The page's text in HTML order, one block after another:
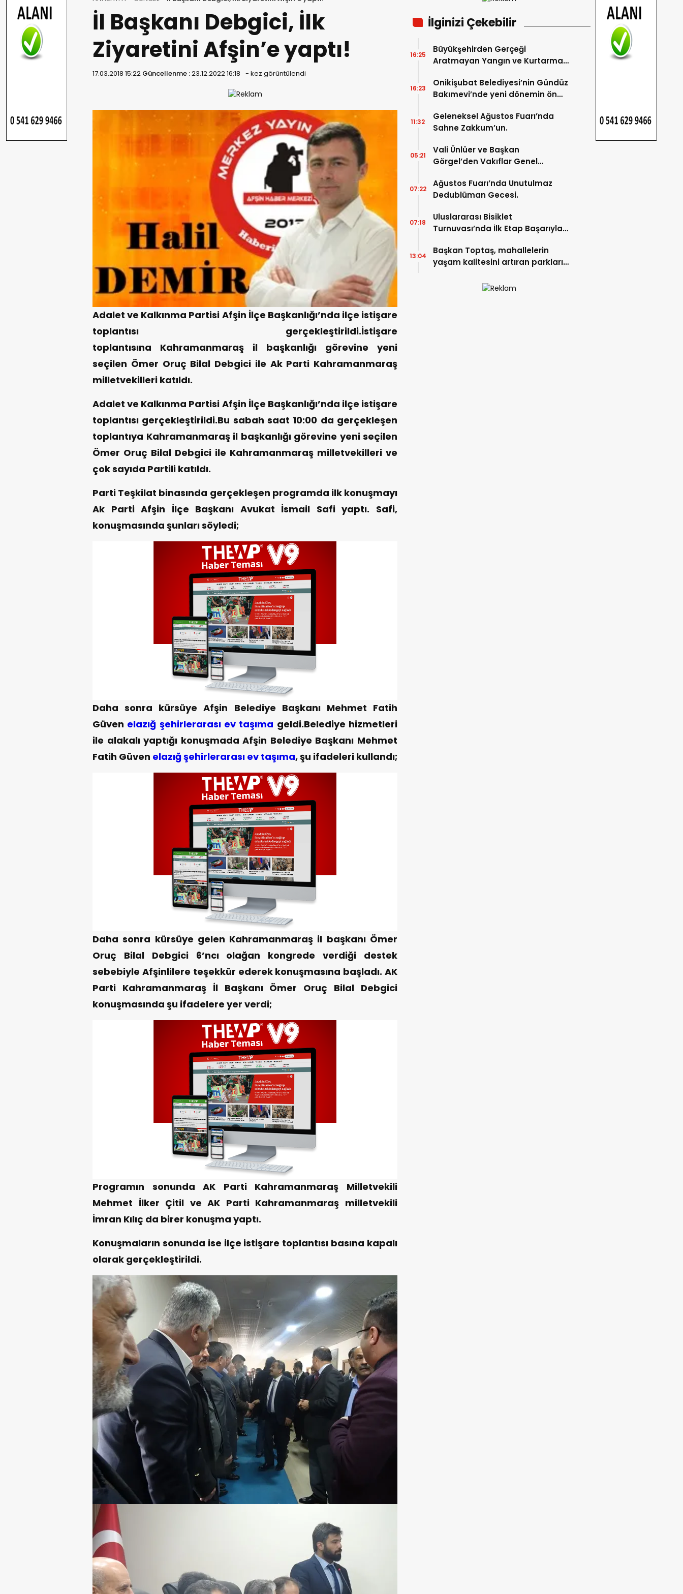
İl Başkanı Debgici, İlk
Ziyaretini Afşin’e yaptı!
17.03.2018 15:22 Güncellenme :23.12.2022 16:18 - kez görüntülendi
Adalet ve Kalkınma Partisi Afşin İlçe Başkanlığı’nda ilçe istişare
toplantısı gerçekleştirildi.İstişare
toplantısına Kahramanmaraş il başkanlığı görevine yeni
seçilen Ömer Oruç Bilal Debgici ile Ak Parti Kahramanmaraş
milletvekilleri katıldı.
Adalet ve Kalkınma Partisi Afşin İlçe Başkanlığı’nda ilçe istişare
toplantısı gerçekleştirildi.Bu sabah saat 10:00 da gerçekleşen
toplantıya Kahramanmaraş il başkanlığı görevine yeni seçilen
Ömer Oruç Bilal Debgici ile Kahramanmaraş milletvekilleri ve
çok sayıda Partili katıldı.
Parti Teşkilat binasında gerçekleşen programda ilk konuşmayı
Ak Parti Afşin İlçe Başkanı Avukat İsmail Safi yaptı. Safi,
konuşmasında şunları söyledi;
Daha sonra kürsüye Afşin Belediye Başkanı Mehmet Fatih
Güven elazığ şehirlerarası ev taşıma geldi.Belediye hizmetleri
ile alakalı yaptığı konuşmada Afşin Belediye Başkanı Mehmet
Fatih Güven elazığ şehirlerarası ev taşıma, şu ifadeleri kullandı;
Daha sonra kürsüye gelen Kahramanmaraş il başkanı Ömer
Oruç Bilal Debgici 6’ncı olağan kongrede verdiği destek
sebebiyle Afşinlilere teşekkür ederek konuşmasına başladı. AK
Parti Kahramanmaraş İl Başkanı Ömer Oruç Bilal Debgici
konuşmasında şu ifadelere yer verdi;
Programın sonunda AK Parti Kahramanmaraş Milletvekili
Mehmet İlker Çitil ve AK Parti Kahramanmaraş milletvekili
İmran Kılıç da birer konuşma yaptı.
Konuşmaların sonunda ise ilçe istişare toplantısı basına kapalı
olarak gerçekleştirildi.
İlginizi Çekebilir
Büyükşehirden Gerçeği
Aratmayan Yangın ve Kurtarma
16:25
Onikişubat Belediyesi’nin Gündüz
Bakımevi’nde yeni dönemin ön
16:23
Geleneksel Ağustos Fuarı’nda
Sahne Zakkum’un.
11:32
Vali Ünlüer ve Başkan
Görgel’den Vakıflar Genel
05:21
Ağustos Fuarı’nda Unutulmaz
Dedublüman Gecesi.
07:22
Uluslararası Bisiklet
Turnuvası’nda İlk Etap Başarıyla
07:18
Başkan Toptaş, mahallelerin
yaşam kalitesini artıran parkları
13:04